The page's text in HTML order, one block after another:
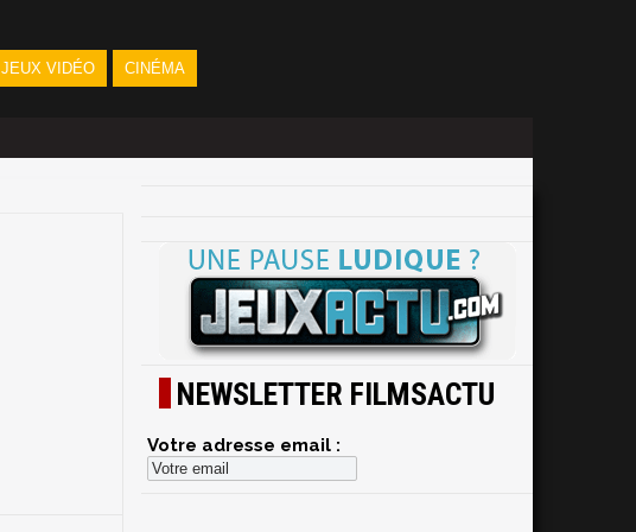
JEUX VIDÉO CINÉMA
NEWSLETTER FILMSACTU
Votre adresse email :